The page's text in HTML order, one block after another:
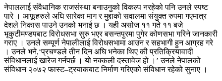
नेपाललाई संवैधानिक राजसंस्था बनाउनुको विकल्प नरहेको पनि उनले स्पष्ट
पारे । आफूहरुले अघि सारेका माग र मुद्दाको सवालमा संयुक्त रुपमा गएमात्र
देशले निकास पाउने उनको भनाई छ । यही असोज ११ गते ११ बजे
भृकुटीमण्डपबाट विरोधसभा सुरु भएर बसन्तपुरमा पुगेर कोणसभा गरिने जानकारी
गराए । उनले सम्पूर्ण नेपालीलाई विरोधसभामा आउन र सहभागी हुन आग्रह गरे
। उनले भने,‘प्रचण्डले तीन दिन अघि भनेका थिए की प्रतिक्रियावादी
संविधानलाई खारेज गर्नपर्छ । यो नक्कली दस्तावेज हो ।’ उनले नेपालको
संविधान २०७२ फास्ट–ट्रयाकबाट निर्माण गरिएको संविधान रहेको सुनाए ।